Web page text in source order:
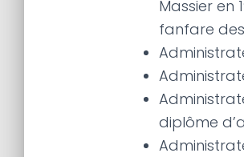
Massier en
fanfare
diplôme